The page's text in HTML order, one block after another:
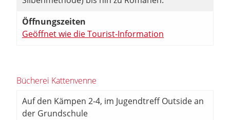
Öffnungszeiten
Geöffnet wie die Tourist-Information
Bücherei Kattenvenne
Auf den Kämpen 2-4, im Jugendtreff Outside an
der Grundschule